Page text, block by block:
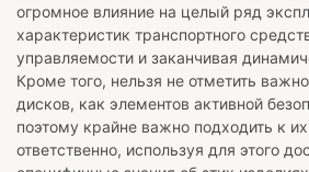
огромное влияние на целый ряд
характеристик транспортного
управляемости и заканчивая
Кроме того, нельзя не отметить
дисков, как элементов активной
поэтому крайне важно подходить к
ответственно, используя для этого